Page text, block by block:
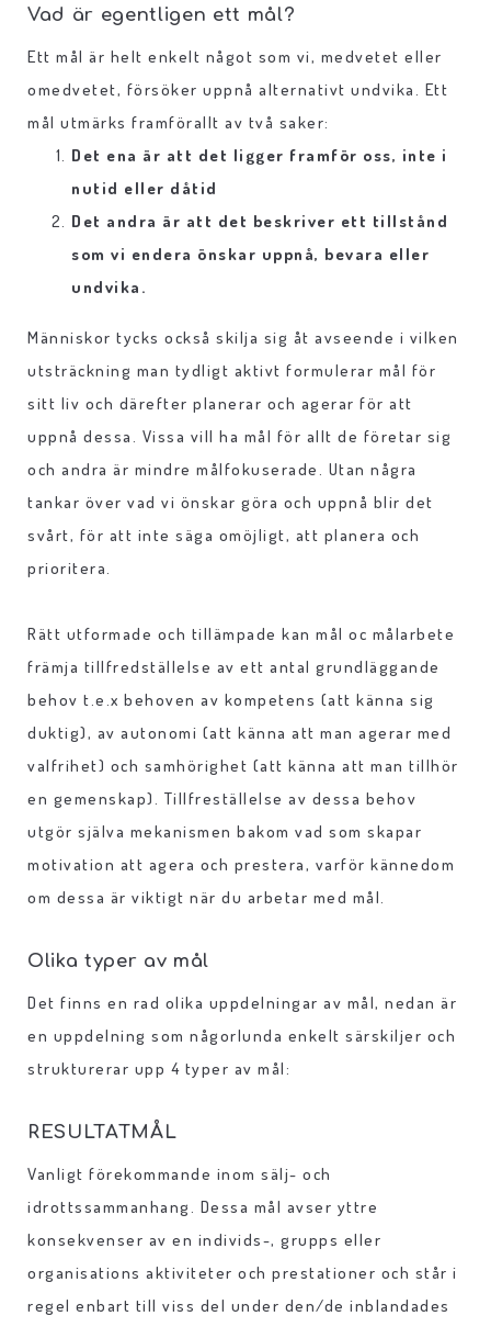
Vad är egentligen ett mål?
Ett mål är helt enkelt något som vi, medvetet eller
omedvetet, försöker uppnå alternativt undvika. Ett
mål utmärks framförallt av två saker:
Det ena är att det ligger framför oss, inte i
nutid eller dåtid
Det andra är att det beskriver ett tillstånd
som vi endera önskar uppnå, bevara eller
undvika.
Människor tycks också skilja sig åt avseende i vilken
utsträckning man tydligt aktivt formulerar mål för
sitt liv och därefter planerar och agerar för att
uppnå dessa. Vissa vill ha mål för allt de företar sig
och andra är mindre målfokuserade. Utan några
tankar över vad vi önskar göra och uppnå blir det
svårt, för att inte säga omöjligt, att planera och
prioritera.
Rätt utformade och tillämpade kan mål oc målarbete
främja tillfredställelse av ett antal grundläggande
behov t.e.x behoven av kompetens (att känna sig
duktig), av autonomi (att känna att man agerar med
valfrihet) och samhörighet (att känna att man tillhör
en gemenskap). Tillfreställelse av dessa behov
utgör själva mekanismen bakom vad som skapar
motivation att agera och prestera, varför kännedom
om dessa är viktigt när du arbetar med mål.
Olika typer av mål
Det finns en rad olika uppdelningar av mål, nedan är
en uppdelning som någorlunda enkelt särskiljer och
strukturerar upp 4 typer av mål:
RESULTATMÅL
Vanligt förekommande inom sälj- och
idrottssammanhang. Dessa mål avser yttre
konsekvenser av en individs-, grupps eller
organisations aktiviteter och prestationer och står i
regel enbart till viss del under den/de inblandades